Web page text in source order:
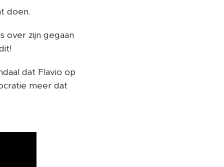
doen.
over zijn gegaan
dat Flavio op
meer dat